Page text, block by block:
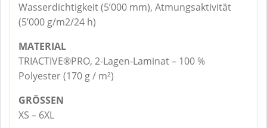
Wasserdichtigkeit (5’000 mm), Atmungsaktivität
(5’000 g/m2/24 h)
MATERIAL
TRIACTIVE®PRO, 2-Lagen-Laminat – 100 %
Polyester (170 g / m²)
GRÖSSEN
XS – 6XL